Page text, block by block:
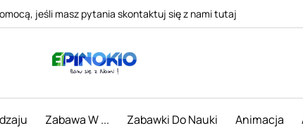
jeśli masz pytania skontaktuj się z nami tutaj
Zabawa W ... Zabawki Do Nauki Animacja